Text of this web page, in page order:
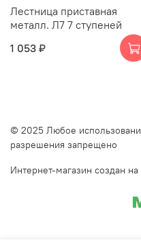
Лестница приставная
металл. Л7 7 ступеней
1 053 ₽
© 2025 Любое
разрешения запрещено
Интернет-магазин создан